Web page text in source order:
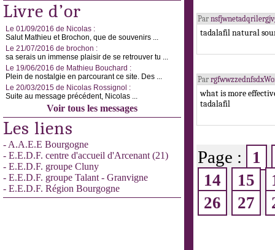
Livre d’or
Le 01/09/2016 de Nicolas :
Salut Mathieu et Brochon, que de souvenirs ...
Le 21/07/2016 de brochon :
sa serais un immense plaisir de se retrouver tu ...
Le 19/06/2016 de Mathieu Bouchard :
Plein de nostalgie en parcourant ce site. Des ...
Le 20/03/2015 de Nicolas Rossignol :
Suite au message précédent, Nicolas ...
Voir tous les messages
Les liens
- A.A.E.E Bourgogne
- E.E.D.F. centre d'accueil d'Arcenant (21)
- E.E.D.F. groupe Cluny
- E.E.D.F. groupe Talant - Granvigne
- E.E.D.F. Région Bourgogne
Par
tadalafil natural
Par
what is more
tadalafil
Page :
1
14
15
26
27